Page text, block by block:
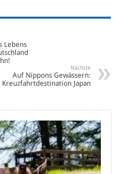
Lebens
Nächste
Auf Nippons Gewässern:
Kreuzfahrtdestination Japan